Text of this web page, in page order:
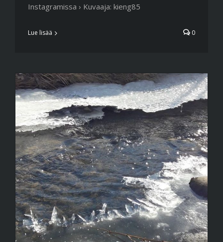
Instagramissa › Kuvaaja: kieng85
Lue lisää 0